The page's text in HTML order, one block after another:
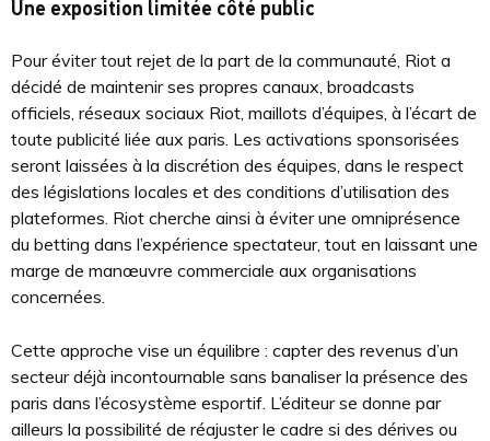
Une exposition limitée côté public
Pour éviter tout rejet de la part de la communauté, Riot a
décidé de maintenir ses propres canaux, broadcasts
officiels, réseaux sociaux Riot, maillots d’équipes, à l’écart de
toute publicité liée aux paris. Les activations sponsorisées
seront laissées à la discrétion des équipes, dans le respect
des législations locales et des conditions d’utilisation des
plateformes. Riot cherche ainsi à éviter une omniprésence
du betting dans l’expérience spectateur, tout en laissant une
marge de manœuvre commerciale aux organisations
concernées.
Cette approche vise un équilibre : capter des revenus d’un
secteur déjà incontournable sans banaliser la présence des
paris dans l’écosystème esportif. L’éditeur se donne par
ailleurs la possibilité de réajuster le cadre si des dérives ou